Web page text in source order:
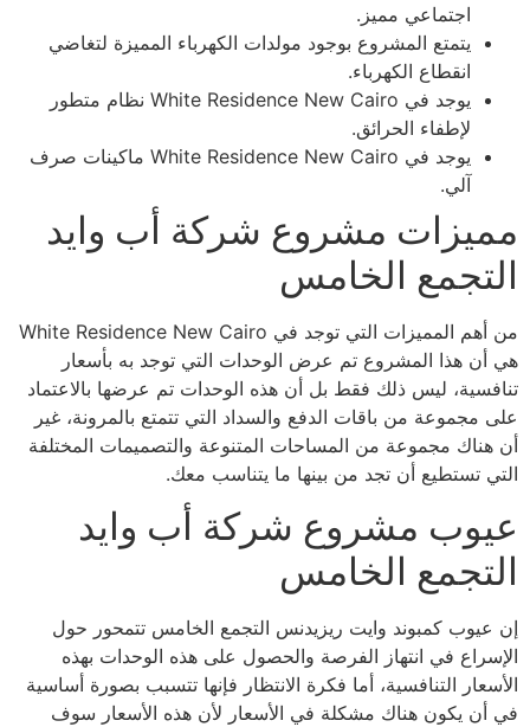
اجتماعي مميز.
يتمتع المشروع بوجود مولدات الكهرباء المميزة لتغاضي
انقطاع الكهرباء.
يوجد في White Residence New Cairo نظام متطور
لإطفاء الحرائق.
يوجد في White Residence New Cairo ماكينات صرف
آلي.
مميزات مشروع شركة أب وايد
التجمع الخامس
من أهم المميزات التي توجد في White Residence New Cairo
هي أن هذا المشروع تم عرض الوحدات التي توجد به بأسعار
تنافسية، ليس ذلك فقط بل أن هذه الوحدات تم عرضها بالاعتماد
على مجموعة من باقات الدفع والسداد التي تتمتع بالمرونة، غير
أن هناك مجموعة من المساحات المتنوعة والتصميمات المختلفة
التي تستطيع أن تجد من بينها ما يتناسب معك.
عيوب مشروع شركة أب وايد
التجمع الخامس
إن عيوب كمبوند وايت ريزيدنس التجمع الخامس تتمحور حول
الإسراع في انتهاز الفرصة والحصول على هذه الوحدات بهذه
الأسعار التنافسية، أما فكرة الانتظار فإنها تتسبب بصورة أساسية
في أن يكون هناك مشكلة في الأسعار لأن هذه الأسعار سوف